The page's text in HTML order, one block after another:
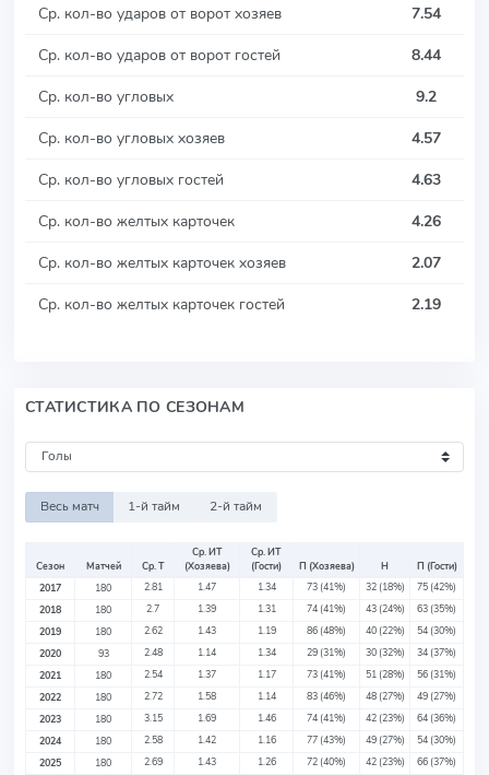
Ср. кол-во ударов от ворот хозяев
7.54
Ср. кол-во ударов от ворот гостей
8.44
Ср. кол-во угловых
9.2
Ср. кол-во угловых хозяев
4.57
Ср. кол-во угловых гостей
4.63
Ср. кол-во желтых карточек
4.26
Ср. кол-во желтых карточек хозяев
2.07
Ср. кол-во желтых карточек гостей
2.19
СТАТИСТИКА ПО СЕЗОНАМ
Весь матч 1-й тайм 2-й тайм
Сезон Матчей Ср. Т
Ср. ИТ
(Хозяева)
Ср. ИТ
(Гости)
П (Хозяева) Н
П (Гости)
2017
180 2.81 1.47 1.34 73 (41%) 32 (18%) 75 (42%)
2018
180 2.7 1.39 1.31 74 (41%) 43 (24%) 63 (35%)
2019
180 2.62 1.43 1.19 86 (48%) 40 (22%) 54 (30%)
2020
93 2.48 1.14 1.34 29 (31%) 30 (32%) 34 (37%)
2021
180 2.54 1.37 1.17 73 (41%) 51 (28%) 56 (31%)
2022
180 2.72 1.58 1.14 83 (46%) 48 (27%) 49 (27%)
2023
180 3.15 1.69 1.46 74 (41%) 42 (23%) 64 (36%)
2024
180 2.58 1.42 1.16 77 (43%) 49 (27%) 54 (30%)
2025
180 2.69 1.43 1.26 72 (40%) 42 (23%) 66 (37%)